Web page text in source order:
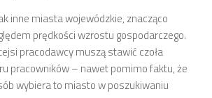
inne miasta wojewódzkie, znacząco
prędkości wzrostu gospodarczego.
pracodawcy muszą stawić czoła
pracowników – nawet pomimo faktu, że
wybiera to miasto w poszukiwaniu